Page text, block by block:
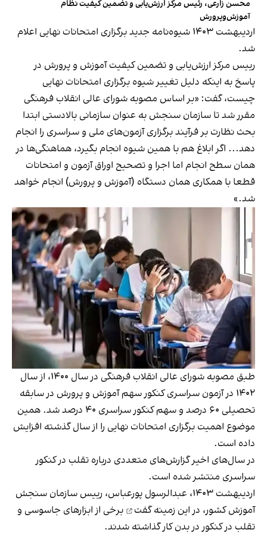
محسن زارعی، رئیس مرکز ارزش‌یابی و تضمین کیفیت نظام
آموزش‌وپرورش
اردیبهشت ۱۴۰۳ شیوه‌نامه جدید برگزاری امتحانات نهایی اعلام
شد.
رییس مرکز ارزش‌یابی و تضمین کیفیت آموزش‌ و پرورش در
پاسخ به اینکه دلیل تغییر شیوه برگزاری امتحانات نهایی
چیست،گفت: «بر اساس مصوبه شورای عالی انقلاب فرهنگی
مقرر شد تا سازمان سنجش به عنوان سازمانی بالادستی ابتدا
بحث نظارت بر فرآیند برگزاری آزمون‌های ملی و سراسری را انجام
دهد... اگر ابلاغ هم با همین شیوه انجام بگیرد، هماهنگی‌ها در
همان سطح انجام اما اجرا و تصحیح اوراق آزمون و امتحانات
قطعا با همکاری همان دستگاه (آموزش و پرورش) انجام خواهد
شد.»
طبق مصوبه
شورای عالی انقلاب فرهنگی در سال ۱۴۰۰، از سال
۱۴۰۲ در آزمون سراسری کنکور سهم آموزش و پرورش در سابقه
تحصیلی ۶۰ درصد و سهم کنکور سراسری ۴۰ درصد شد. همین
موضوع اهمیت برگزاری امتحانات نهایی را از سال گذشته افزایش
داده است.
در سال‌های اخیر گزارش‌های متعددی درباره تقلب در کنکور
سراسری منتشر شده است.
اردیبهشت ۱۴۰۳، عبدالرسول پورعباس، رییس سازمان سنجش
آموزش کشور، در این زمینه گفت
برخی از ابزارهای جاسوسی و
تقلب در کنکور در بدن کار گذاشته شدند.